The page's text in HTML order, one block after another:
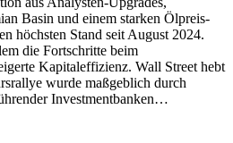
Basin und einem starken Ölpreis-
höchsten Stand seit August 2024.
die Fortschritte beim
Kapitaleffizienz. Wall Street hebt
wurde maßgeblich durch
Investmentbanken…